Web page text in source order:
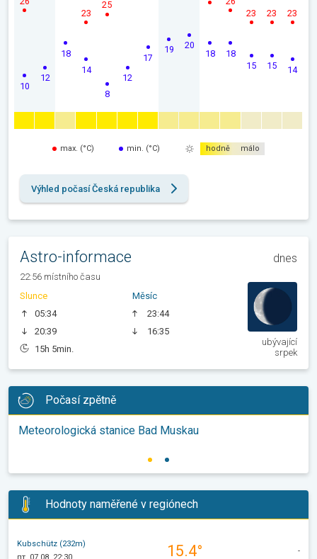
10
12
18
14
23
8
25
12
17
19 20
18 18
15
23
15
23
14
23
max. (°C) min. (°C) hodně málo
Výhled počasí Česká republika
Astro-informace dnes
22:56 místního času
Slunce
05:34
20:39
15h 5min.
Měsíc
23:44
16:35
ubývající
srpek
Počasí zpětně
Meteorologická stanice Bad Muskau
Hodnoty naměřené v regiónech
Kubschütz (232m)
15.4° -